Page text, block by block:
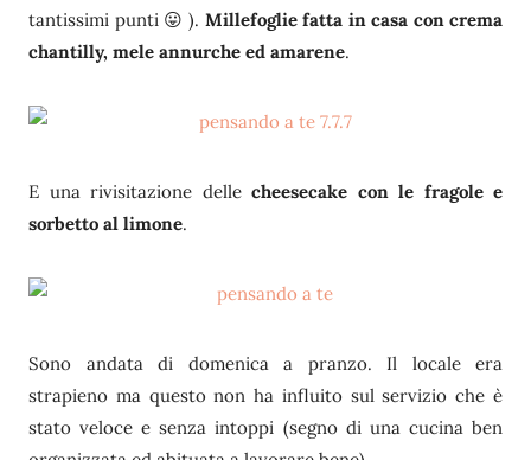
tantissimi punti 😛 ). Millefoglie fatta in casa con crema
chantilly, mele annurche ed amarene.
E una rivisitazione dellecheesecake con le fragole e
sorbetto al limone.
Sono andata di domenica a pranzo. Il locale era
strapieno ma questo non ha influito sul servizio che è
stato veloce e senza intoppi (segno di una cucina ben